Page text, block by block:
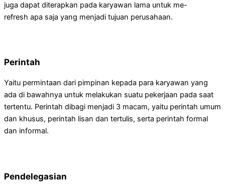
juga dapat diterapkan pada karyawan lama untuk me-
refresh apa saja yang menjadi tujuan perusahaan.
Perintah
Yaitu permintaan dari pimpinan kepada para karyawan yang
ada di bawahnya untuk melakukan suatu pekerjaan pada saat
tertentu. Perintah dibagi menjadi 3 macam, yaitu perintah umum
dan khusus, perintah lisan dan tertulis, serta perintah formal
dan informal.
Pendelegasian